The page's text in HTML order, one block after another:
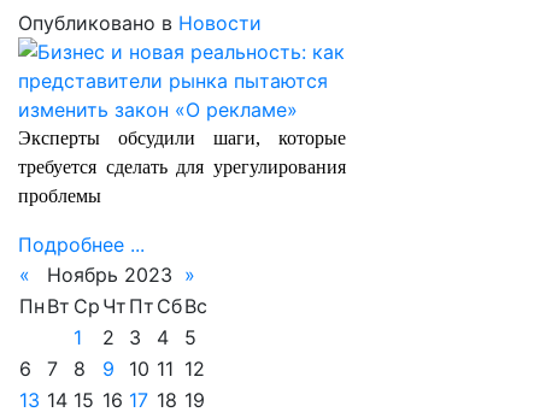
Опубликовано в Новости
Эксперты обсудили шаги, которые
требуется сделать для урегулирования
проблемы
Подробнее ...
«
Ноябрь 2023 »
Пн Вт Ср Чт Пт СбВс
1
2 3 4
5
6
7 8 9 10 11 12
13 14 15 16 17 18 19